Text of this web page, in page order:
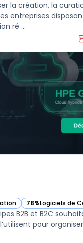
la création, la
entreprises
ré ...
cette catégorie
78%Logiciels de
— voir Adobe
B2B et B2C
pour